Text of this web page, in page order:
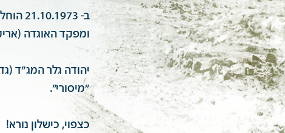
ב-
ומפקד האוגדה
"מיסורי".
כצפוי, כישלון נורא!